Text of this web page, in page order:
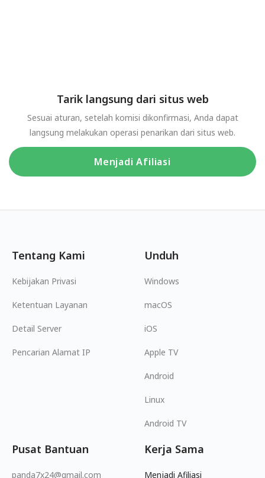
Tarik langsung dari situs web
Sesuai aturan, setelah komisi dikonfirmasi, Anda dapat
langsung melakukan operasi penarikan dari situs web.
Menjadi Afiliasi
Tentang Kami
Kebijakan Privasi
Ketentuan Layanan
Detail Server
Pencarian Alamat IP
Unduh
Windows
macOS
iOS
Apple TV
Android
Linux
Android TV
Pusat Bantuan
panda7x24@gmail.com
Kerja Sama
Menjadi Afiliasi